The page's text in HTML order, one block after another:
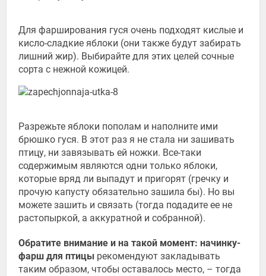
Для фарширования гуся очень подходят кислые и
кисло-сладкие яблоки (они также будут забирать
лишний жир). Выбирайте для этих целей сочные
сорта с нежной кожицей.
Разрежьте яблоки пополам и наполните ими
брюшко гуся. В этот раз я не стала ни зашивать
птицу, ни завязывать ей ножки. Все-таки
содержимым являются одни только яблоки,
которые вряд ли выпадут и пригорят (гречку и
прочую капусту обязательно зашила бы). Но вы
можете зашить и связать (тогда подадите ее не
растопыркой, а аккуратной и собранной).
Обратите внимание и на такой момент: начинку-
фарш для птицы рекомендуют закладывать
таким образом, чтобы оставалось место, – тогда